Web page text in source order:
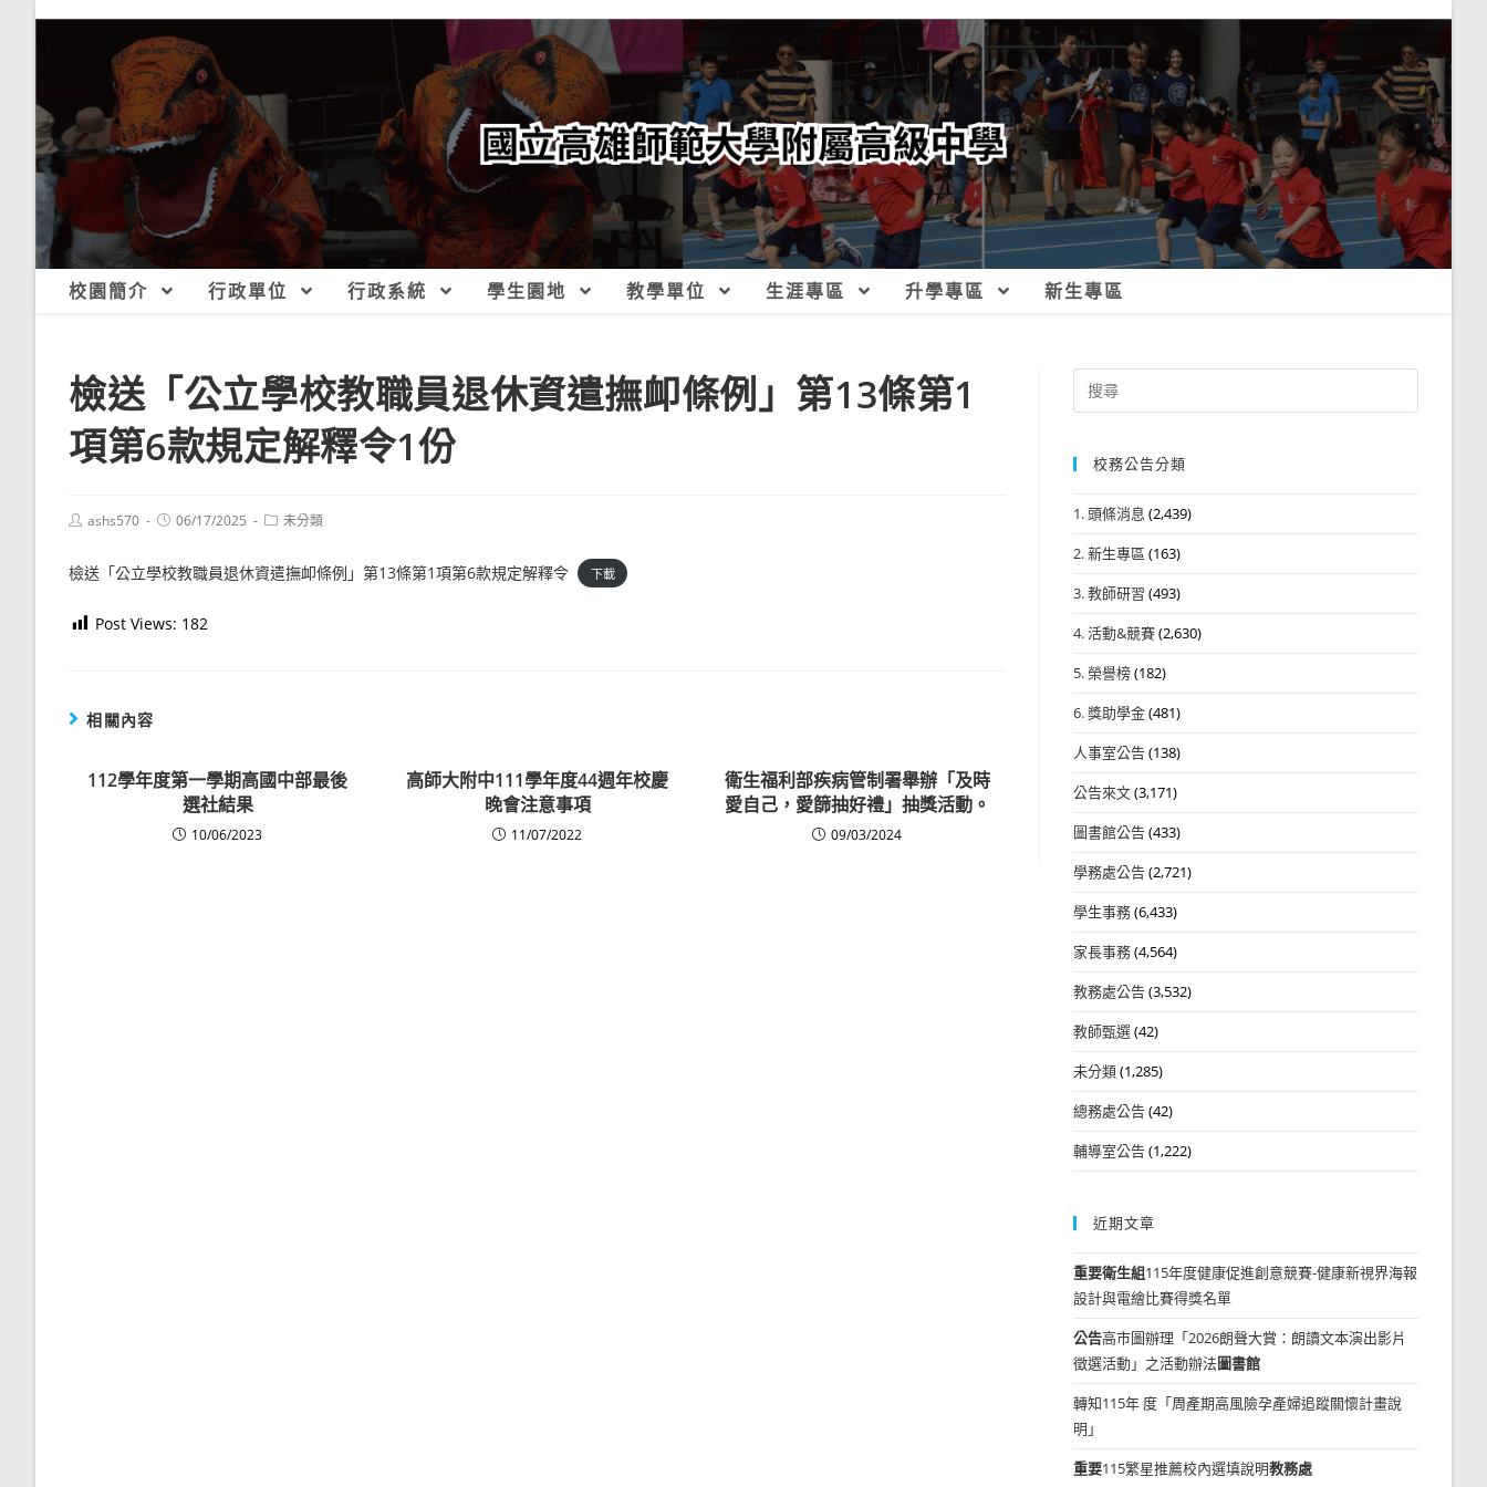
校園簡介 行政單位 行政系統 學生園地 教學單位 生涯專區 升學專區 新生專區
檢送「公立學校教職員退休資遣撫卹條例」第13條第1
項第6款規定解釋令1份
Postashs570
Post06/17/2025
Post未分類
檢送「公立學校教職員退休資遣撫卹條例」第13條第1項第6款規定解釋令 下載
Post Views: 182
相關內容
112學年度第一學期高國中部最後
選社結果
10/06/2023
高師大附中111學年度44週年校慶
晚會注意事項
11/07/2022
衛生福利部疾病管制署舉辦「及時
愛自己，愛篩抽好禮」抽獎活動。
09/03/2024
Search
for:
校務公告分類
1. 頭條消息 (2,439)
2. 新生專區 (163)
3. 教師研習 (493)
4. 活動&競賽(2,630)
5. 榮譽榜(182)
6. 獎助學金(481)
人事室公告(138)
公告來文(3,171)
圖書館公告(433)
學務處公告(2,721)
學生事務(6,433)
家長事務(4,564)
教務處公告(3,532)
教師甄選(42)
未分類(1,285)
總務處公告(42)
輔導室公告(1,222)
近期文章
重要衛生組115年度健康促進創意競賽-健康新視界海報
設計與電繪比賽得獎名單
公告高市圖辦理「2026朗聲大賞：朗讀文本演出影片
徵選活動」之活動辦法圖書館
轉知115年 度「周產期高風險孕產婦追蹤關懷計畫說
明」
重要115繁星推薦校內選填說明教務處